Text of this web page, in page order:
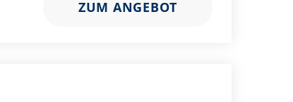
ZUM ANGEBOT